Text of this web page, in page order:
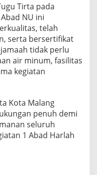
Tirta pada
NU ini
telah
serta bersertifikat
tidak perlu
air minum, fasilitas
kegiatan
Kota Malang
penuh demi
seluruh
1 Abad Harlah